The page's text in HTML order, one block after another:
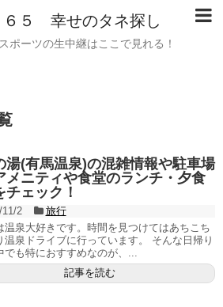
６５ 幸せのタネ探し
ポーツの生中継はここで見れる！
湯(有馬温泉)の混雑情報や駐車場
メニティや食堂のランチ・夕食
チェック！
11/2
旅行
温泉大好きです。時間を見つけてはあちこち
温泉ドライブに行っています。 そんな日帰り
でも特におすすめなのが、...
記事を読む